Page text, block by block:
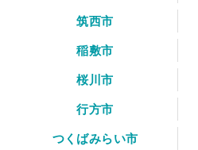
筑西市
稲敷市
桜川市
行方市
つくばみらい市